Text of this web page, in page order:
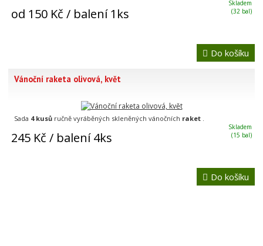
od 150 Kč / balení 1ks
Skladem
(32 bal)
Do košíku
Vánoční raketa olivová, květ
Sada 4 kusů ručně vyráběných skleněných vánočních raket .
245 Kč / balení 4ks
Skladem
(15 bal)
Do košíku